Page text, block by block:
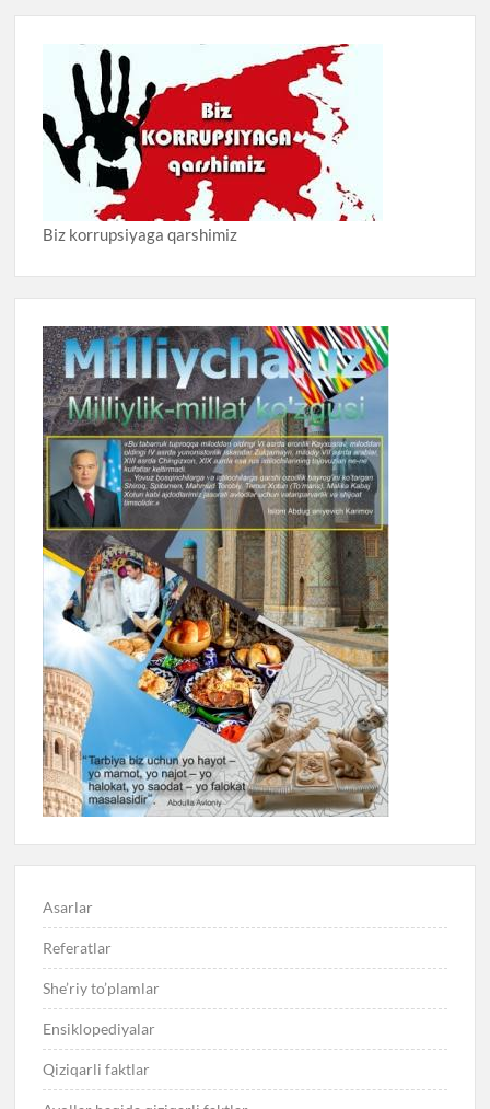
Biz korrupsiyaga qarshimiz
Asarlar
Referatlar
She’riy to’plamlar
Ensiklopediyalar
Qiziqarli faktlar